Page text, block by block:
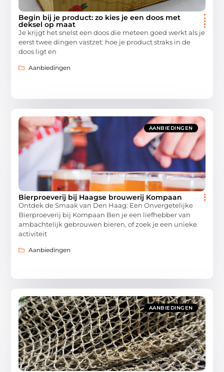
Begin bij je product: zo kies je een doos met
deksel op maat
Je krijgt het snelst een doos die meteen goed werkt als je
eerst twee dingen vastzet: hoe je product straks in de
doos ligt en
Aanbiedingen
AANBIEDINGEN
Bierproeverij bij Haagse brouwerij Kompaan
Ontdek de Smaak van Den Haag: Een Onvergetelijke
Bierproeverij bij Kompaan Ben je een liefhebber van
ambachtelijk gebrouwen bieren, of zoek je een unieke
activiteit
Aanbiedingen
AANBIEDINGEN